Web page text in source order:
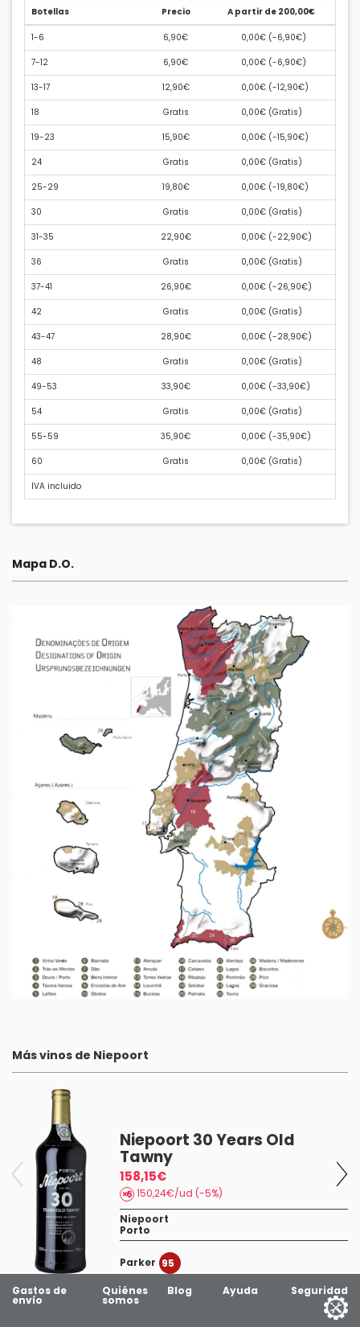
Botellas Precio A partir de 200,00€
1-6 6,90€ 0,00€ (-6,90€)
7-12 6,90€ 0,00€ (-6,90€)
13-17 12,90€ 0,00€ (-12,90€)
18 Gratis 0,00€ (Gratis)
19-23 15,90€ 0,00€ (-15,90€)
24 Gratis 0,00€ (Gratis)
25-29 19,80€ 0,00€ (-19,80€)
30 Gratis 0,00€ (Gratis)
31-35 22,90€ 0,00€ (-22,90€)
36 Gratis 0,00€ (Gratis)
37-41 26,90€ 0,00€ (-26,90€)
42 Gratis 0,00€ (Gratis)
43-47 28,90€ 0,00€ (-28,90€)
48 Gratis 0,00€ (Gratis)
49-53 33,90€ 0,00€ (-33,90€)
54 Gratis 0,00€ (Gratis)
55-59 35,90€ 0,00€ (-35,90€)
60 Gratis 0,00€ (Gratis)
IVA incluido
Mapa D.O.
Más vinos de Niepoort
Niepoort 30 Years Old
Tawny
158,15€
150,24€/ud (-5%)
Niepoort
Porto
Parker 95
Gastos de
envío
Quiénes
somos
Blog Ayuda Seguridad